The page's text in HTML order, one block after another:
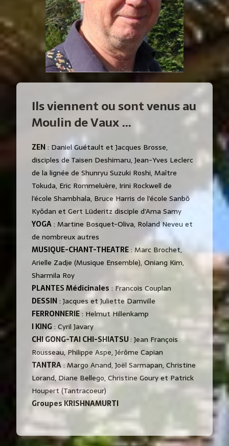
Ils viennent ou sont venus au
Moulin de Vaux …
ZEN: Daniel Guétault et Jacques Brosse,
disciples de Taisen Deshimaru, Jean-Yves Leclerc
de la lignée de Shunryu Suzuki Roshi, Maître
Tokuda, Eric Rommeluère, Irini Rockwell de
l’école Shambhala, Bruce Harris de l’école Sanbō
Kyōdan et Gert Lüderitz disciple d’Ama Samy
YOGA: Martine Bosquet-Oliva, Roland Neveu et
de nombreux autres
MUSIQUE-CHANT-THEATRE: Marc Brochet,
Arielle Zadje (Musique Ensemble), Oniang Kim,
Sharmila Roy
PLANTES Médicinales : Francois Couplan
DESSIN : Jacques et Juliette Damville
FERRONNERIE: Helmut Hillenkamp
I KING: Cyril Javary
CHI GONG-TAI CHI-SHIATSU: Jean François
Rousseau, Philippe Aspe, Jérôme Capian
TANTRA: Margo Anand, Joël Sarmapan, Christine
Lorand, Diane Bellego, Christine Goury et Patrick
Houpert (Tantracoeur)
Groupes KRISHNAMURTI